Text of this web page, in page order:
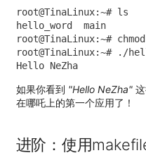
root@TinaLinux:~# ls
hello_word  main
root@TinaLinux:~#
root@TinaLinux:~# ./
Hello NeZha
如果你看到 "Hello NeZha"这
在哪吒上的第一个应用了！
进阶：使用